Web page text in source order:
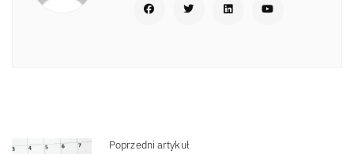
Poprzedni artykuł